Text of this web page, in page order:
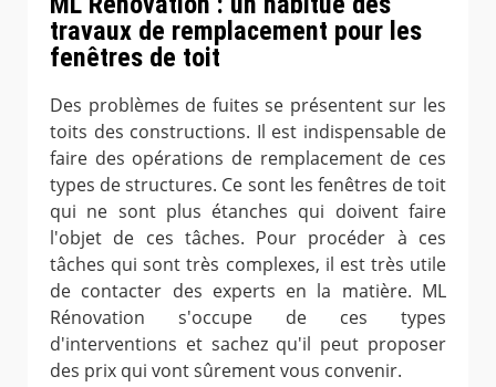
travaux de remplacement pour les
fenêtres de toit
Des problèmes de fuites se présentent sur les
toits des constructions. Il est indispensable de
faire des opérations de remplacement de ces
types de structures. Ce sont les fenêtres de toit
qui ne sont plus étanches qui doivent faire
l'objet de ces tâches. Pour procéder à ces
tâches qui sont très complexes, il est très utile
de contacter des experts en la matière. ML
Rénovation s'occupe de ces types
d'interventions et sachez qu'il peut proposer
des prix qui vont sûrement vous convenir.